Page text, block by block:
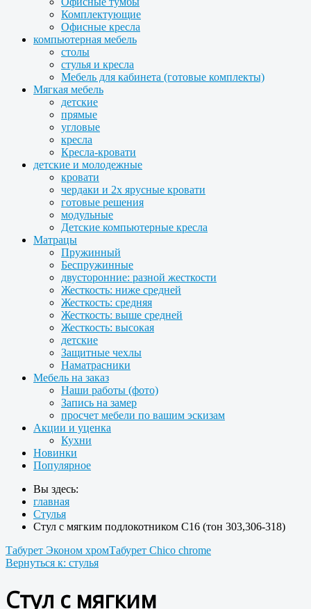
Комплектующие
Офисные кресла
компьютерная мебель
столы
стулья и кресла
Мебель для кабинета (готовые комплекты)
Мягкая мебель
детские
прямые
угловые
кресла
Кресла-кровати
детские и молодежные
кровати
чердаки и 2х ярусные кровати
готовые решения
модульные
Детские компьютерные кресла
Матрацы
Пружинный
Беспружинные
двусторонние: разной жесткости
Жесткость: ниже средней
Жесткость: средняя
Жесткость: выше средней
Жесткость: высокая
детские
Защитные чехлы
Наматрасники
Мебель на заказ
Наши работы (фото)
Запись на замер
просчет мебели по вашим эскизам
Акции и уценка
Кухни
Новинки
Популярное
Вы здесь:
главная
Стулья
Стул с мягким подлокотником С16 (тон 303,306-318)
Табурет Эконом хромТабурет Chico chrome
Вернуться к: стулья
Стул с мягким